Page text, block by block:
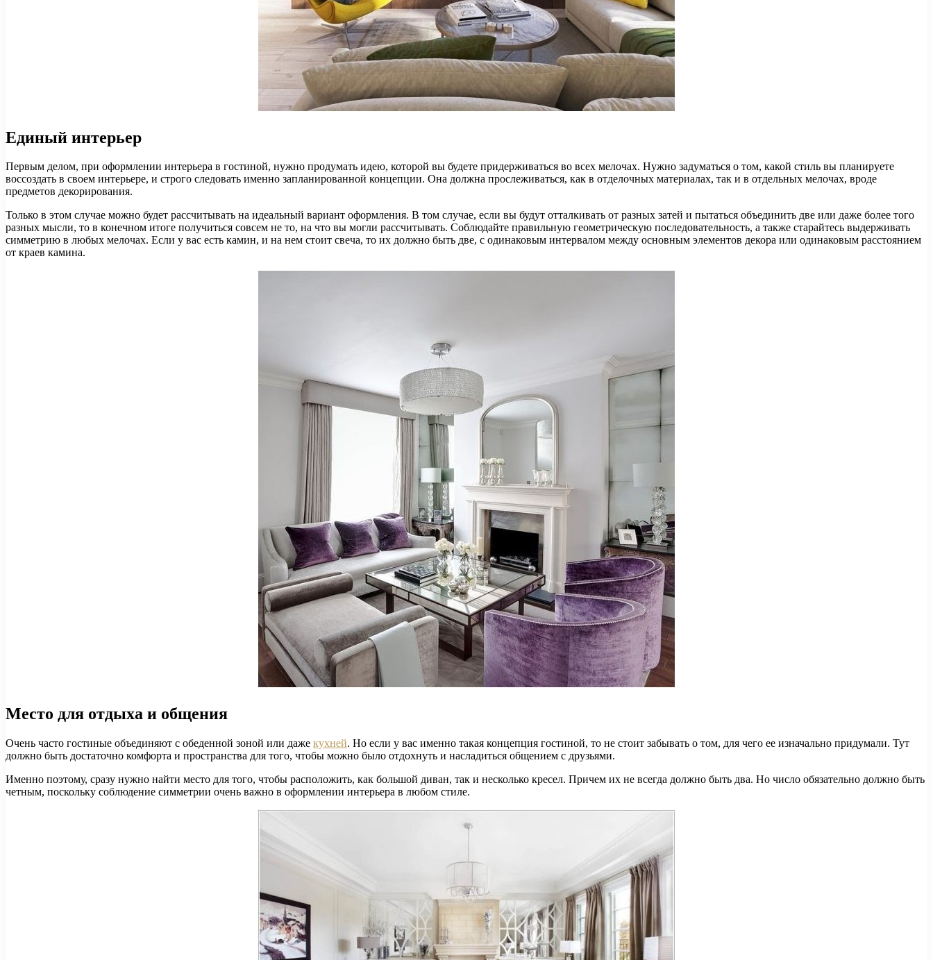
Единый интерьер
Первым делом, при оформлении интерьера в гостиной, нужно продумать идею, которой вы будете придерживаться во всех мелочах. Нужно задуматься о том, какой стиль вы планируете
воссоздать в своем интерьере, и строго следовать именно запланированной концепции. Она должна прослеживаться, как в отделочных материалах, так и в отдельных мелочах, вроде
предметов декорирования.
Только в этом случае можно будет рассчитывать на идеальный вариант оформления. В том случае, если вы будут отталкивать от разных затей и пытаться объединить две или даже более того
разных мысли, то в конечном итоге получиться совсем не то, на что вы могли рассчитывать. Соблюдайте правильную геометрическую последовательность, а также старайтесь выдерживать
симметрию в любых мелочах. Если у вас есть камин, и на нем стоит свеча, то их должно быть две, с одинаковым интервалом между основным элементов декора или одинаковым расстоянием
от краев камина.
Место для отдыха и общения
Очень часто гостиные объединяют с обеденной зоной или даже кухней. Но если у вас именно такая концепция гостиной, то не стоит забывать о том, для чего ее изначально придумали. Тут
должно быть достаточно комфорта и пространства для того, чтобы можно было отдохнуть и насладиться общением с друзьями.
Именно поэтому, сразу нужно найти место для того, чтобы расположить, как большой диван, так и несколько кресел. Причем их не всегда должно быть два. Но число обязательно должно быть
четным, поскольку соблюдение симметрии очень важно в оформлении интерьера в любом стиле.